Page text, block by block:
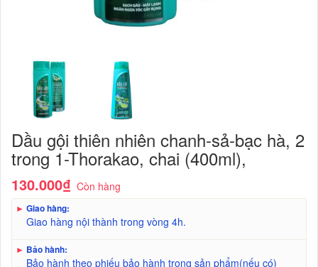
Dầu gội thiên nhiên chanh-sả-bạc hà, 2
trong 1-Thorakao, chai (400ml),
130.000₫ Còn hàng
► Giao hàng:
Giao hàng nội thành trong vòng 4h.
► Bảo hành:
Bảo hành theo phiếu bảo hành trong sản phẩm(nếu có)